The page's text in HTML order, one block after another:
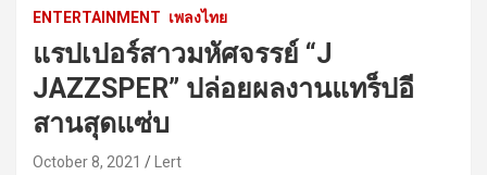
ENTERTAINMENT เพลงไทย
แรปเปอร์สาวมหัศจรรย์ “J
JAZZSPER” ปล่อยผลงานแทร็ปอี
สานสุดแซ่บ
October 8, 2021 Lert